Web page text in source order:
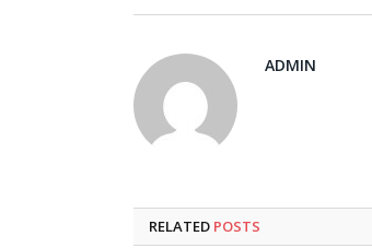
ADMIN
RELATED POSTS